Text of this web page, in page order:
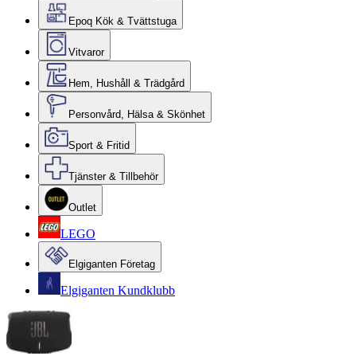
Epoq Kök & Tvättstuga
Vitvaror
Hem, Hushåll & Trädgård
Personvård, Hälsa & Skönhet
Sport & Fritid
Tjänster & Tillbehör
Outlet
LEGO
Elgiganten Företag
Elgiganten Kundklubb